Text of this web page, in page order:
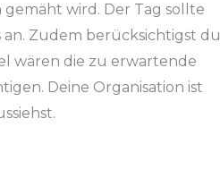
gemäht wird. Der Tag sollte
an. Zudem berücksichtigst du
wären die zu erwartende
Deine Organisation ist